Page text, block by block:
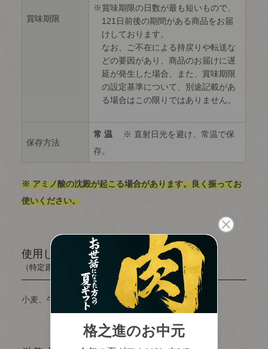
賞味期限
賞味期限の日数が最も短いもので、
121日前後の期間がある商品をお届
けしております。
なお、ご不在による持戻りや転送な
どの要因があり、商品のお届けに遅
延が発生した場合、また、賞味期限
の設定基準について、別途記載があ
る場合はこの限りではありません。
保存方法
常 温 ※ 直射日光を避け、常温で保
存。
※ アミノ酸の沈殿が起こる場合があります。良く振ってお
使いください。
使用しているアレルギー物質
（特定原材料等28品目）
小麦、牛肉、大豆